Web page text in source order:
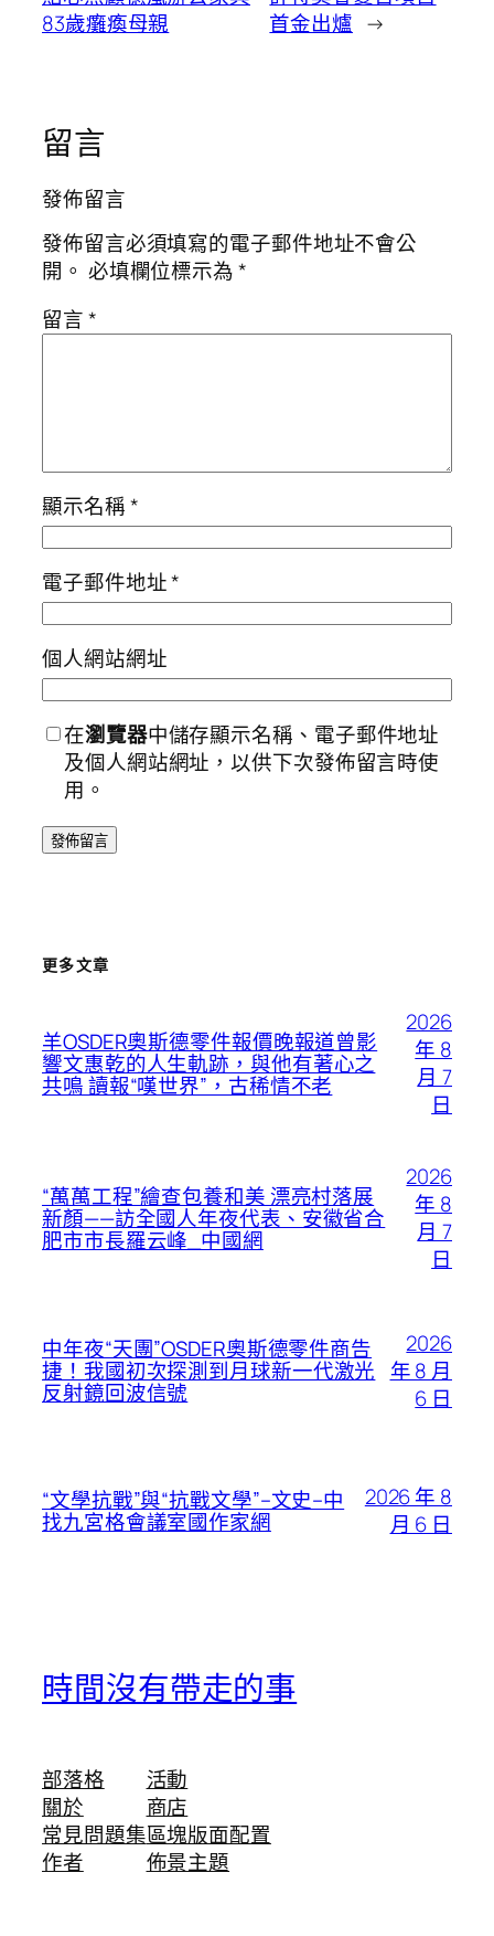
83歲癱瘓母親
首金出爐 →
留言
發佈留言
發佈留言必須填寫的電子郵件地址不會公
開。 必填欄位標示為*
留言*
顯示名稱*
電子郵件地址*
個人網站網址
在瀏覽器中儲存顯示名稱、電子郵件地址
及個人網站網址，以供下次發佈留言時使
用。
更多文章
羊OSDER奧斯德零件報價晚報道曾影
響文惠乾的人生軌跡，與他有著心之
共鳴 讀報“嘆世界”，古稀情不老
2026
年 8
月 7
日
“萬萬工程”繪查包養和美 漂亮村落展
新顏——訪全國人年夜代表、安徽省合
肥市市長羅云峰_中國網
2026
年 8
月 7
日
中年夜“天團”OSDER奧斯德零件商告
捷！我國初次探測到月球新一代激光
反射鏡回波信號
2026
年 8 月
6 日
“文學抗戰”與“抗戰文學”–文史–中
找九宮格會議室國作家網
2026 年 8
月 6 日
時間沒有帶走的事
部落格
關於
常見問題集
作者
活動
商店
區塊版面配置
佈景主題